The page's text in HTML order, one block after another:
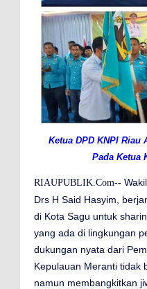
Ketua DPD KNPI Riau
Pada Ketua
RIAUPUBLIK.Com--
Drs H Said Hasyim,
di Kota Sagu untuk
yang ada di lingkungan
dukungan nyata dari
Kepulauan Meranti tidak
namun membangkitkan